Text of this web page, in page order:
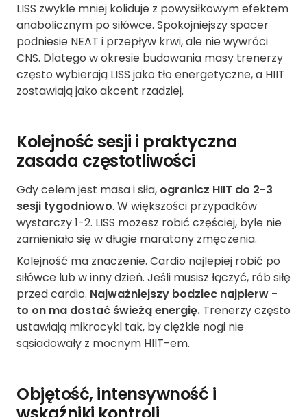
LISS zwykle mniej koliduje z powysiłkowym efektem
anabolicznym po siłówce. Spokojniejszy spacer
podniesie NEAT i przepływ krwi, ale nie wywróci
CNS. Dlatego w okresie budowania masy trenerzy
często wybierają LISS jako tło energetyczne, a HIIT
zostawiają jako akcent rzadziej.
Kolejność sesji i praktyczna
zasada częstotliwości
Gdy celem jest masa i siła, ogranicz HIIT do 2-3
sesji tygodniowo. W większości przypadków
wystarczy 1-2. LISS możesz robić częściej, byle nie
zamieniało się w długie maratony zmęczenia.
Kolejność ma znaczenie. Cardio najlepiej robić po
siłówce lub w inny dzień. Jeśli musisz łączyć, rób siłę
przed cardio. Najważniejszy bodziec najpierw -
to on ma dostać świeżą energię. Trenerzy często
ustawiają mikrocykl tak, by ciężkie nogi nie
sąsiadowały z mocnym HIIT-em.
Objętość, intensywność i